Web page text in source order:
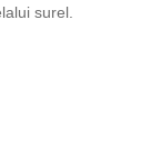
surel.